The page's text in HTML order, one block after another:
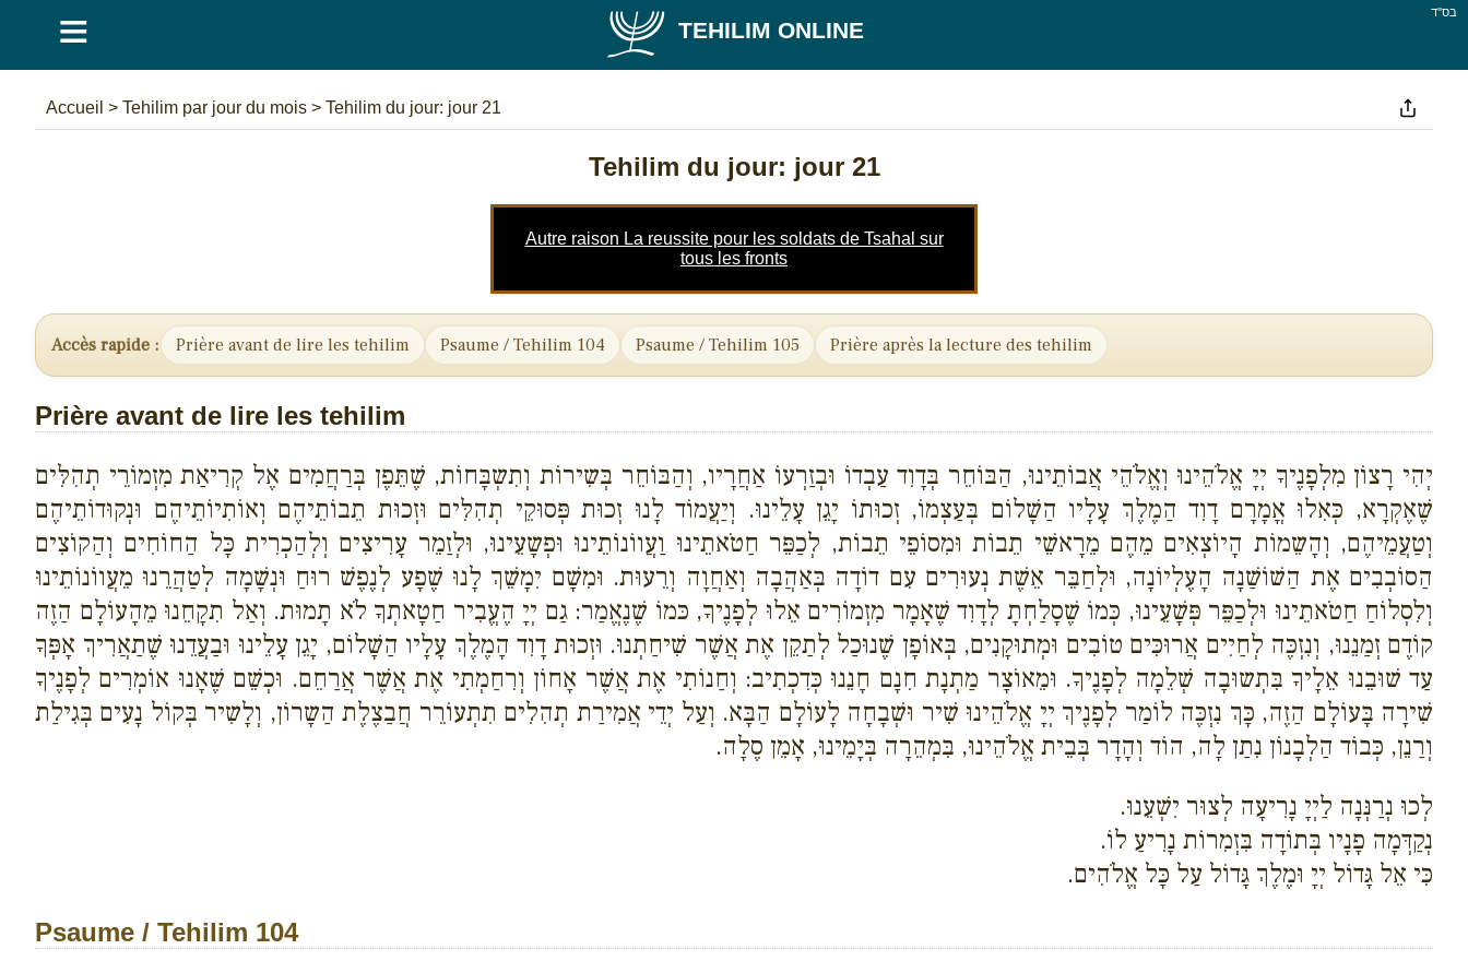
בס''ד ≡ TEHILIM ONLINE
Accueil > Tehilim par jour du mois > Tehilim du jour: jour 21
Tehilim du jour: jour 21
Autre raison La reussite pour les soldats de Tsahal sur
tous les fronts
Accès rapide : Prière avant de lire les tehilim Psaume / Tehilim 104 Psaume / Tehilim 105 Prière après la lecture des tehilim
Prière avant de lire les tehilim
יְהִי רָצוֹן מִלְפָנֶיךָ יְיָ אֱלֹהֵינוּ וְאֱלֹהֵי אֲבוֹתֵינוּ, הַבּוֹחֵר בְּדָוִד עַבְדוֹ וּבְזַרְעוֹ אַחֲרָיו, וְהַבּוֹחֵר בְּשִירוֹת וְתִשְבָּחוֹת, שֶׁתֵּפֶן בְּרַחֲמִים אֶל קְרִיאַת מִזְמוֹרֵי תְהִלִּים
שֶׁאֶקְרָא, כְּאִלוּ אֳמָרָם דָוִד הַמֶלֶךְ עָלָיו הַשָׁלוֹם בְּעַצְמוֹ, זְכוּתוֹ יָגֵן עָלֵינוּ. וְיַעֲמוֹד לָנוּ זְכוּת פְּסוּקֵי תְהִלִּים וּזְכוּת תֵבוֹתֵיהֶם וְאוֹתִיוֹתֵיהֶם וּנְקוּדוֹתֵיהֶם
וְטַעֲמֵיהֶם, וְהָשֵמוֹת הָיוֹצְאִים מֵהֶם מֵרָאשֵׁי תֵבוֹת וּמִסוֹפֵי תֵבוֹת, לְכַפֵּר חַטֹאתֵינוּ וַעֲווֹנוֹתֵינוּ וּפְשָעֵינוּ, וּלְזַמֵר עָרִיצִים וְלְהַכְרִית כָּל הַחוֹחִים וְהַקוֹצִים
הַסוֹבְבִים אֶת הַשׁוֹשַׁנָה הָעֶלְיוֹנָה, וּלְחַבֵּר אֵשֶׁת נְעוּרִים עִם דוֹדָה בְּאַהֲבָה וְאַחֲוָה וְרֵעוּת. וּמִשָׁם יִמָשֵׁךְ לָנוּ שֶׁפָע לְנֶפֶשׁ רוּחַ וּנְשָׁמָה לְטַהֲרֵנוּ מֵעֲווֹנוֹתֵינוּ
וְלִסְלוֹחַ חַטֹאתֵינוּ וּלְכַפֵּר פְּשָׁעֵינוּ, כְּמוֹ שֶׁסָלַחְתָ לְדָוִד שֶׁאָמָר מִזְמוֹרִים אֵלוּ לְפָנֶיךָ, כּמוֹ שֶׁנֶאֱמַר: גַם יְיָ הֶעֱבִיר חַטָאתְךָ לֹא תָמוּת. וְאַל תִקָחֵנוּ מֵהָעוֹלָם הַזֶה
קוֹדֶם זְמַנֵנוּ, וְנִזְכֶּה לְחַיִים אֲרוּכִּים טוֹבִים וּמְתוּקָנִים, בְּאוֹפָן שֶׁנוּכַל לְתַקֵן אֶת אֲשֶׁר שִׁיחַתְנוּ. וּזְכוּת דָוִד הָמֶלֶךְ עָלָיו הַשָׁלוֹם, יָגֵן עָלֵינוּ וּבַעֲדֵנוּ שֶׁתַאֲרִיךְ אָפְּךָ
עַד שׁוּבֵנוּ אֵלָיךָ בִּתְשוּבָה שְׁלֵמָה לְפָנֶיךָ. וּמֵאוֹצָר מַתְנָת חִנָם חָנֵנוּ כְּדִכְתִיב: וְחַנוֹתִי אֶת אֲשֶׁר אָחוֹן וְרִחַמְתִי אֶת אֲשֶׁר אֲרַחֵם. וּכְשֵׁם שֶׁאָנוּ אוֹמְרִים לְפָנֶיךָ
שִׁירָה בָּעוֹלָם הַזֶה, כָּךְ נִזְכֶּה לוֹמַר לְפָנֶיךְ יְיָ אֱלֹהֵינוּ שִׁיר וּשְׁבָחָה לָעוֹלָם הַבָּא. וְעַל יְדֵי אֲמִירַת תְהִלִים תִתְעוֹרֵר חֲבַצֶלֶת הַשָרוֹן, וְלָשִיר בְּקוֹל נָעִים בְּגִילַת
וְרַנֵן, כְּבוֹד הַלְבָנוֹן נִתַן לָה, הוֹד וְהָדָר בְּבֵית אֱלֹהֵינוּ, בִּמְהֵרָה בְּיָמֵינוּ, אָמֵן סֶלָה.
לְכוּ נְרַנְּנָה לַיְיָ נָרִיעָה לְצוּר יִשְׁעֵנוּ.
נְקַדְּמָה פָנָיו בְּתוֹדָה בִּזְמִרוֹת נָרִיעַ לוֹ.
כִּי אֵל גָּדוֹל יְיָ וּמֶלֶךְ גָּדוֹל עַל כָּל אֱלֹהִים.
Psaume / Tehilim 104